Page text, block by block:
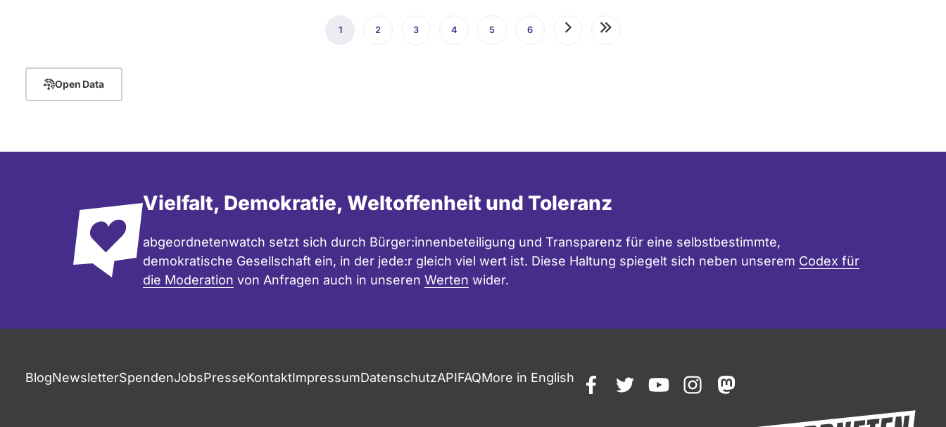
Aktuelle
1 Seite
2 Seite
3 Seite
4 Seite
5 Seite
6 NächsteLetzte
Open Data
Vielfalt, Demokratie, Weltoffenheit und Toleranz
abgeordnetenwatch setzt sich durch Bürger:innenbeteiligung und Transparenz für eine selbstbestimmte,
demokratische Gesellschaft ein, in der jede:r gleich viel wert ist. Diese Haltung spiegelt sich neben unserem Codex für
die Moderation von Anfragen auch in unseren Werten wider.
BlogNewsletterSpendenJobsPresseKontaktImpressumDatenschutzAPIFAQMore in English
facebooktwitteryoutubeinstagrammastodon